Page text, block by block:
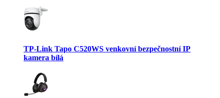
TP-Link Tapo C520WS venkovní bezpečnostní IP
kamera bílá